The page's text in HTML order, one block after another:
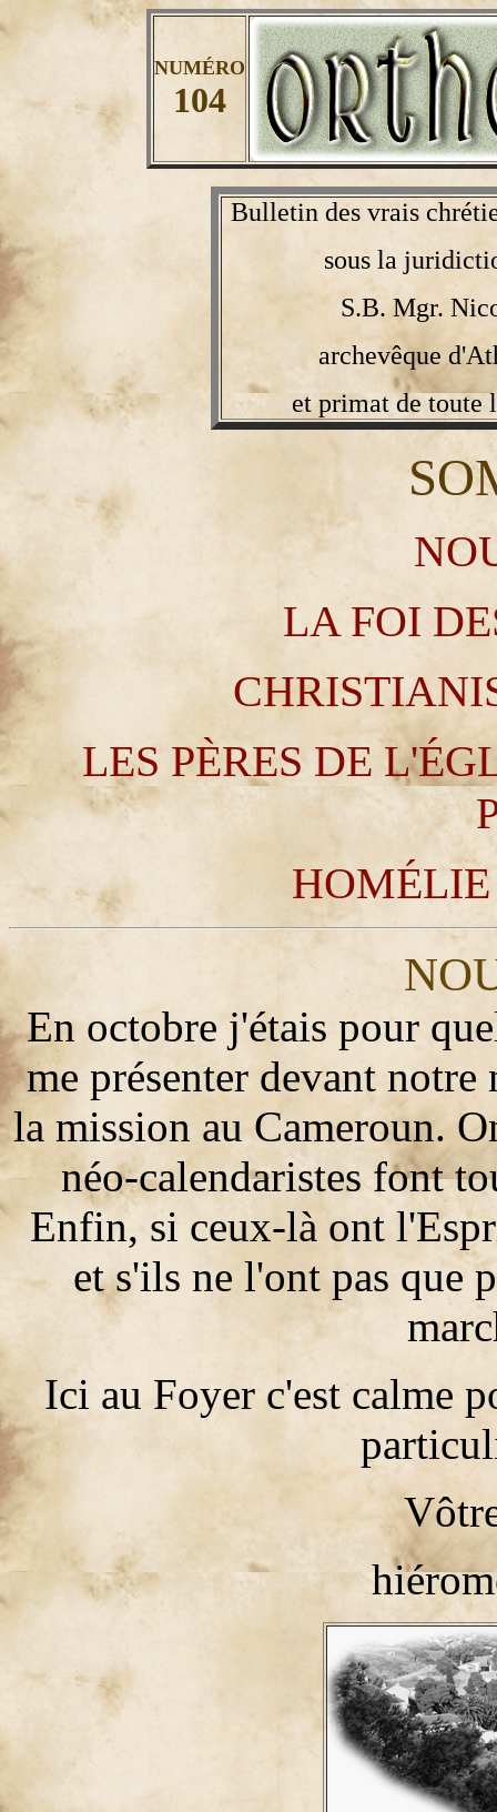
NUMÉRO
104
Bulletin des vrais
sous la
S.B. Mgr.
archevêque
et primat de toute
LA FOI
LES PÈRES DE
En octobre j'étais pour
me présenter devant
la mission au Cameroun.
néo-calendaristes font
Enfin, si ceux-là ont
et s'ils ne l'ont pas que
Ici au Foyer c'est calme